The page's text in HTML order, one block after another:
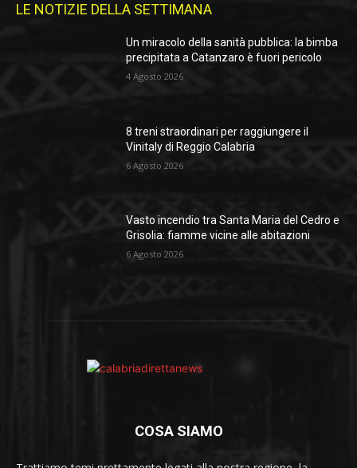
LE NOTIZIE DELLA SETTIMANA
Un miracolo della sanità pubblica: la bimba
precipitata a Catanzaro è fuori pericolo
4 Agosto 2026
8 treni straordinari per raggiungere il
Vinitaly di Reggio Calabria
6 Agosto 2026
Vasto incendio tra Santa Maria del Cedro e
Grisolia: fiamme vicine alle abitazioni
6 Agosto 2026
COSA SIAMO